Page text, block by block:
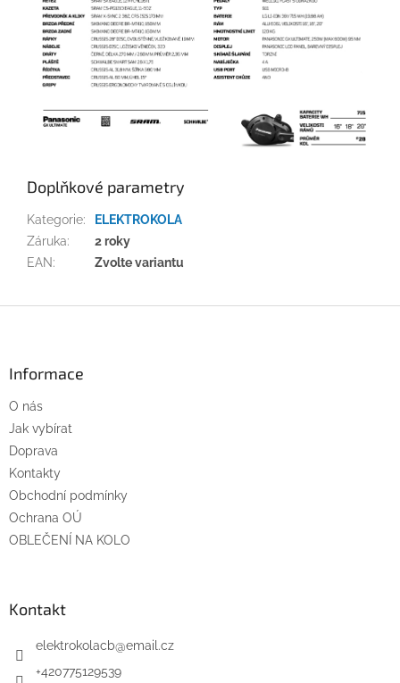
Doplňkové parametry
Kategorie:
ELEKTROKOLA
Záruka:
2 roky
EAN: Zvolte variantu
Informace
O nás
Jak vybírat
Doprava
Kontakty
Obchodní podmínky
Ochrana OÚ
OBLEČENÍ NA KOLO
Kontakt
elektrokolacb@email.cz
+420775129539